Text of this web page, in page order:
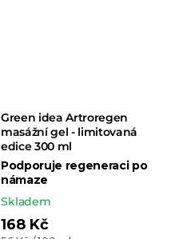
Green idea Artroregen
masážní gel - limitovaná
edice 300 ml
Podporuje regeneraci po
námaze
Skladem
168 Kč